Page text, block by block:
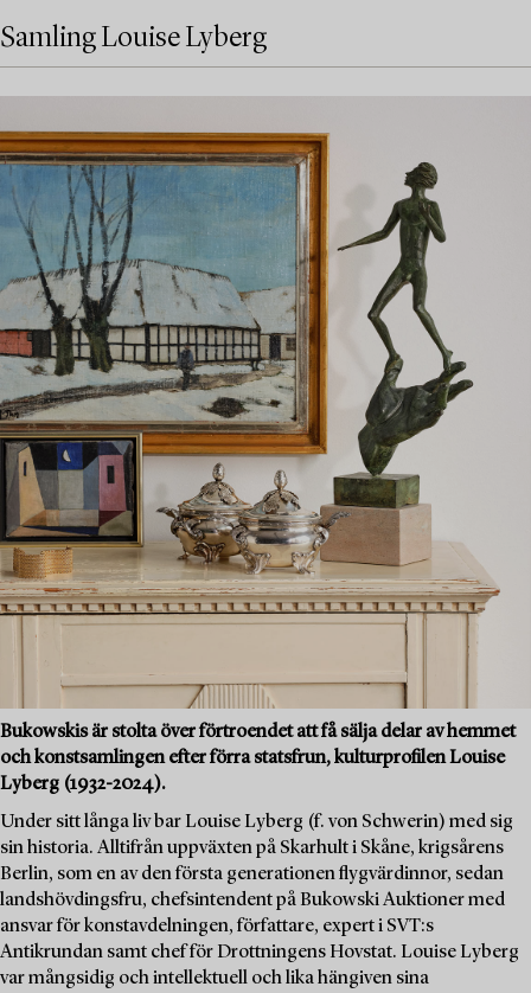
Samling Louise Lyberg
Bukowskis är stolta över förtroendet att få sälja delar av hemmet
och konstsamlingen efter förra statsfrun, kulturprofilen Louise
Lyberg (1932-2024).
Under sitt långa liv bar Louise Lyberg (f. von Schwerin) med sig
sin historia. Alltifrån uppväxten på Skarhult i Skåne, krigsårens
Berlin, som en av den första generationen flygvärdinnor, sedan
landshövdingsfru, chefsintendent på Bukowski Auktioner med
ansvar för konstavdelningen, författare, expert i SVT:s
Antikrundan samt chef för Drottningens Hovstat. Louise Lyberg
var mångsidig och intellektuell och lika hängiven sina